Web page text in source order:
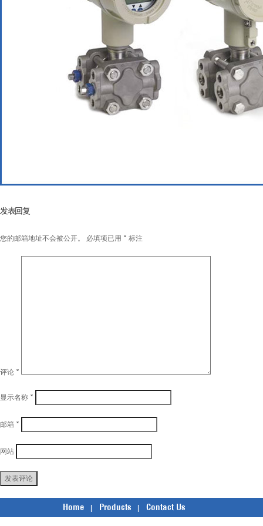
发表回复
您的邮箱地址不会被公开。 必填项已用 * 标注
评论 *
显示名称 *
邮箱 *
网站
Home Products Contact Us